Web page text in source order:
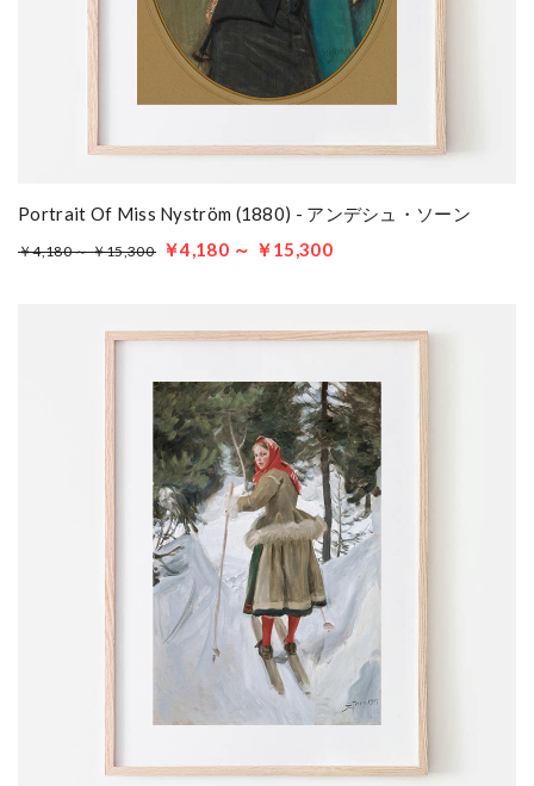
Portrait Of Miss Nyström (1880) - アンデシュ・ソーン
￥4,180 ～ ￥15,300 ￥4,180 ～ ￥15,300